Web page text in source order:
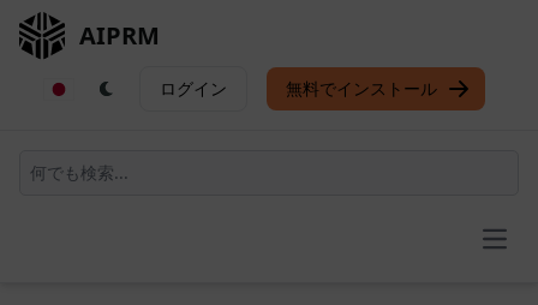
AIPRM
ログイン 無料でインストール